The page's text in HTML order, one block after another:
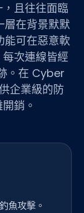
且往往面臨
層在背景默默
能可在惡意軟
次連線皆經
。在 Cyber
企業級的防
銷。
魚攻擊。